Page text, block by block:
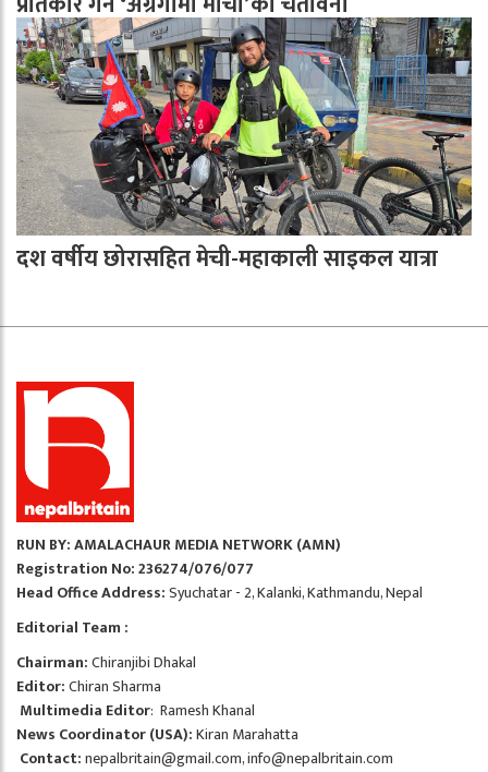
दश वर्षीय छोरासहित मेची-महाकाली साइकल यात्रा
RUN BY: AMALACHAUR MEDIA NETWORK (AMN)
Registration No: 236274/076/077
Head Office Address:Syuchatar - 2, Kalanki, Kathmandu, Nepal
Editorial Team :
Chairman:Chiranjibi Dhakal
Editor:Chiran Sharma
Multimedia Editor: Ramesh Khanal
News Coordinator (USA):Kiran Marahatta
Contact:nepalbritain@gmail.com,info@nepalbritain.com